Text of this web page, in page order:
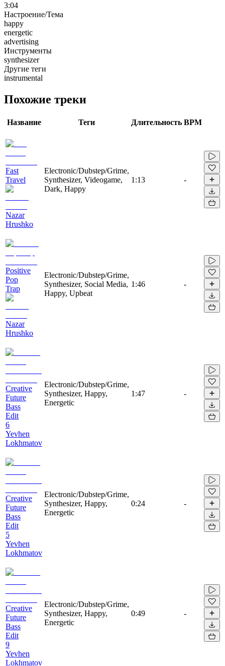
3:04
Настроение/Тема
happy
energetic
advertising
Инструменты
synthesizer
Другие теги
instrumental
Похожие треки
Название Теги Длительность BPM
Fast
Travel
Nazar
Hrushko
Electronic/Dubstep/Grime,
Synthesizer, Videogame,
Dark, Happy
1:13 -
Positive
Pop
Trap
Nazar
Hrushko
Electronic/Dubstep/Grime,
Synthesizer, Social Media,
Happy, Upbeat
1:46 -
Creative
Future
Bass
Edit
6
Yevhen
Lokhmatov
Electronic/Dubstep/Grime,
Synthesizer, Happy,
Energetic
1:47 -
Creative
Future
Bass
Edit
5
Yevhen
Lokhmatov
Electronic/Dubstep/Grime,
Synthesizer, Happy,
Energetic
0:24 -
Creative
Future
Bass
Edit
9
Yevhen
Lokhmatov
Electronic/Dubstep/Grime,
Synthesizer, Happy,
Energetic
0:49 -